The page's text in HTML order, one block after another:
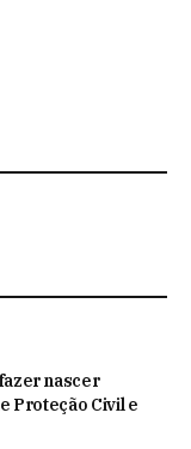
nascer
Proteção Civil e